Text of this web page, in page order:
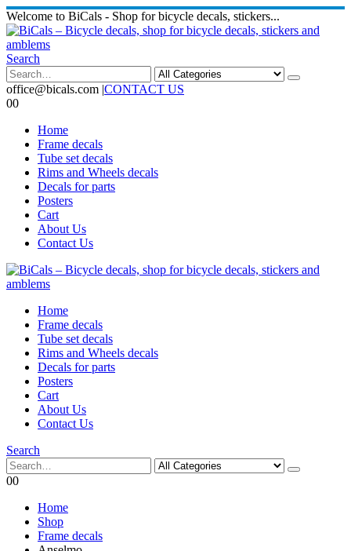
Welcome to BiCals - Shop for bicycle decals, stickers...
Search
office@bicals.com |CONTACT US
00
Home
Frame decals
Tube set decals
Rims and Wheels decals
Decals for parts
Posters
Cart
About Us
Contact Us
Home
Frame decals
Tube set decals
Rims and Wheels decals
Decals for parts
Posters
Cart
About Us
Contact Us
Search
00
Home
Shop
Frame decals